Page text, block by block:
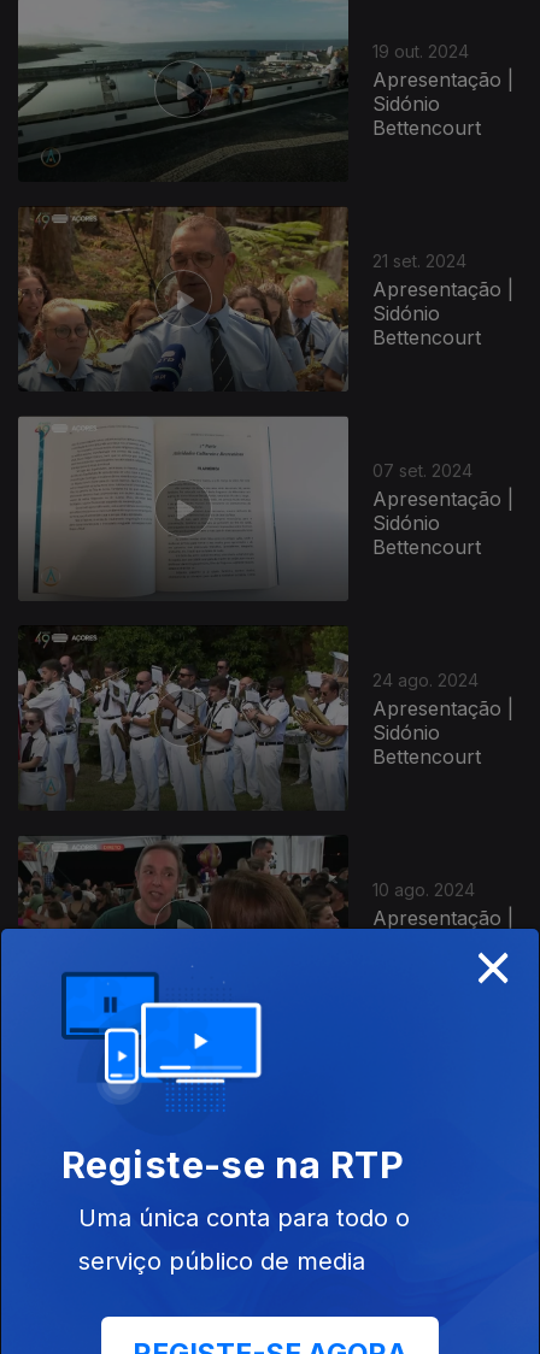
19 out. 2024
Apresentação |
Sidónio
Bettencourt
21 set. 2024
Apresentação |
Sidónio
Bettencourt
07 set. 2024
Apresentação |
Sidónio
Bettencourt
24 ago. 2024
Apresentação |
Sidónio
Bettencourt
10 ago. 2024
Apresentação |
788256
Sidónio
Bettencourt
×
Registe-se na RTP
Uma única conta para todo o
serviço público de media